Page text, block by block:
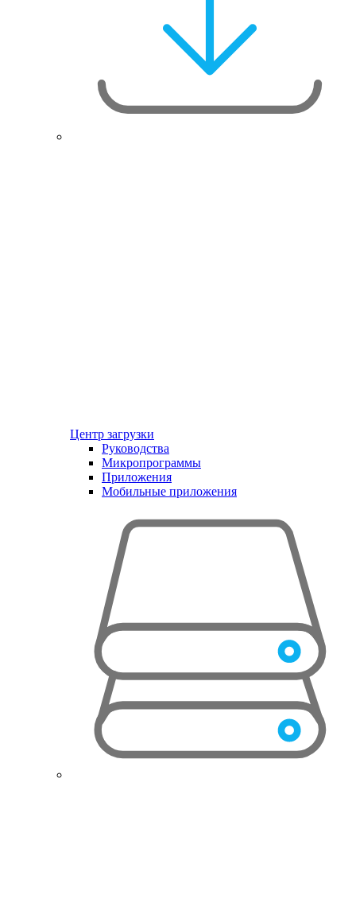
Центр загрузки
Руководства
Микропрограммы
Приложения
Мобильные приложения